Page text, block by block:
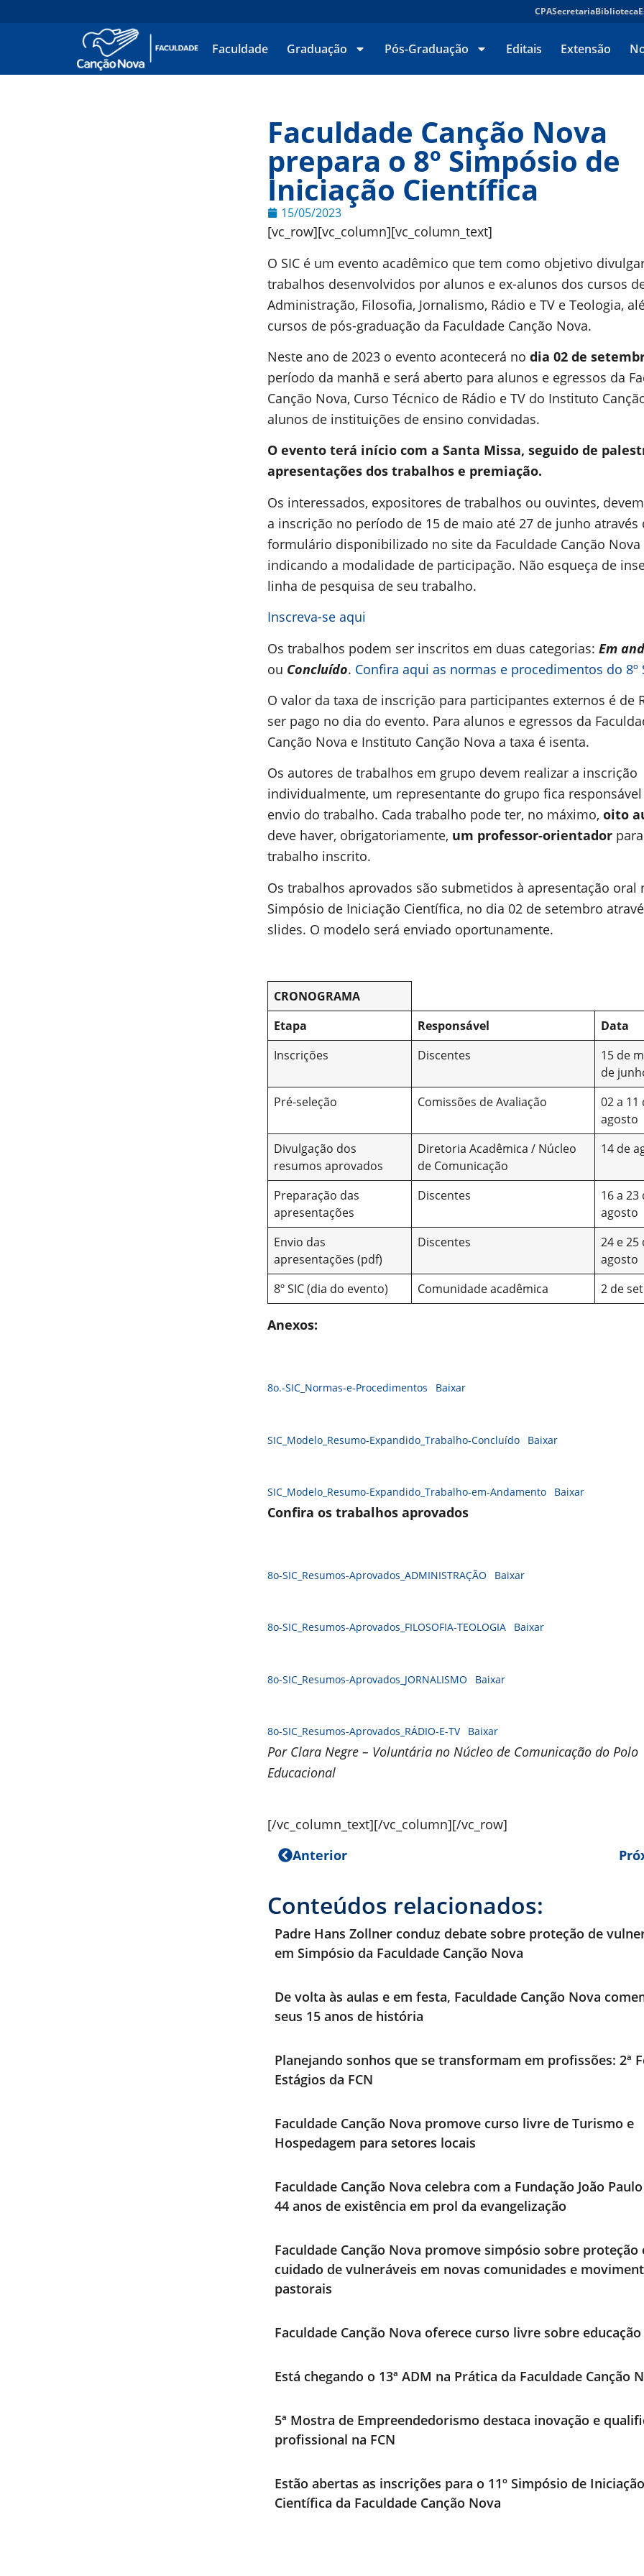
CPASecretariaBiblioteca
Faculdade Graduação Pós-Graduação Editais Extensão
Faculdade Canção Nova
prepara o 8º Simpósio de
Iniciação Científica
15/05/2023
[vc_row][vc_column][vc_column_text]
O SIC é um evento acadêmico que tem como objetivo
trabalhos desenvolvidos por alunos e ex-alunos dos cursos
Administração, Filosofia, Jornalismo, Rádio e TV e Teologia,
cursos de pós-graduação da Faculdade Canção Nova.
Neste ano de 2023 o evento acontecerá no dia 02 de
período da manhã e será aberto para alunos e egressos da
Canção Nova, Curso Técnico de Rádio e TV do Instituto
alunos de instituições de ensino convidadas.
O evento terá início com a Santa Missa, seguido de
apresentações dos trabalhos e premiação.
Os interessados, expositores de trabalhos ou ouvintes,
a inscrição no período de 15 de maio até 27 de junho através
formulário disponibilizado no site da Faculdade Canção Nova
indicando a modalidade de participação. Não esqueça de
linha de pesquisa de seu trabalho.
Inscreva-se aqui
Os trabalhos podem ser inscritos em duas categorias: Em
ou Concluído. Confira aqui as normas e procedimentos do 8º
O valor da taxa de inscrição para participantes externos é de
ser pago no dia do evento. Para alunos e egressos da
Canção Nova e Instituto Canção Nova a taxa é isenta.
Os autores de trabalhos em grupo devem realizar a inscrição
individualmente, um representante do grupo fica
envio do trabalho. Cada trabalho pode ter, no máximo, oito
deve haver, obrigatoriamente, um professor-orientador
trabalho inscrito.
Os trabalhos aprovados são submetidos à apresentação oral
Simpósio de Iniciação Científica, no dia 02 de setembro
slides. O modelo será enviado oportunamente.
CRONOGRAMA
Etapa
Responsável
Data
Inscrições
Discentes
15 de
de
Pré-seleção
Comissões de Avaliação
02 a 11
agosto
Divulgação dos
resumos aprovados
Diretoria Acadêmica / Núcleo
de Comunicação
14 de
Preparação das
apresentações
Discentes
16 a 23
agosto
Envio das
apresentações (pdf)
Discentes
24 e 25
agosto
8º SIC (dia do evento)
Comunidade acadêmica 2 de
Anexos:
8o.-SIC_Normas-e-Procedimentos Baixar
SIC_Modelo_Resumo-Expandido_Trabalho-Concluído Baixar
SIC_Modelo_Resumo-Expandido_Trabalho-em-Andamento Baixar
Confira os trabalhos aprovados
8o-SIC_Resumos-Aprovados_ADMINISTRAÇÃO Baixar
8o-SIC_Resumos-Aprovados_FILOSOFIA-TEOLOGIA Baixar
8o-SIC_Resumos-Aprovados_JORNALISMO Baixar
8o-SIC_Resumos-Aprovados_RÁDIO-E-TV Baixar
Por Clara Negre – Voluntária no Núcleo de Comunicação do Polo
Educacional
[/vc_column_text][/vc_column][/vc_row]
Anterior
Conteúdos relacionados:
Padre Hans Zollner conduz debate sobre proteção de
em Simpósio da Faculdade Canção Nova
De volta às aulas e em festa, Faculdade Canção Nova
seus 15 anos de história
Planejando sonhos que se transformam em profissões: 2ª
Estágios da FCN
Faculdade Canção Nova promove curso livre de Turismo e
Hospedagem para setores locais
Faculdade Canção Nova celebra com a Fundação João
44 anos de existência em prol da evangelização
Faculdade Canção Nova promove simpósio sobre proteção
cuidado de vulneráveis em novas comunidades e
pastorais
Faculdade Canção Nova oferece curso livre sobre
Está chegando o 13ª ADM na Prática da Faculdade Canção
5ª Mostra de Empreendedorismo destaca inovação e
profissional na FCN
Estão abertas as inscrições para o 11º Simpósio de Iniciação
Científica da Faculdade Canção Nova